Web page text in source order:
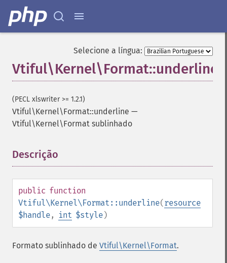
Selecione a língua:
Vtiful\Kernel\Format::underline
(PECL xlswriter >= 1.2.1)
Vtiful\Kernel\Format::underline —
Vtiful\Kernel\Format sublinhado
Descrição
public function
Vtiful\Kernel\Format::underline(resource
$handle, int $style)
Formato sublinhado de Vtiful\Kernel\Format.